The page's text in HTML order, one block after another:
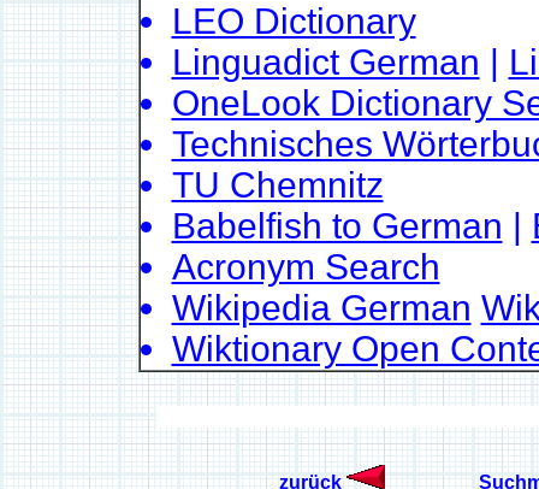
LEO Dictionary
Linguadict German |
OneLook Dictionary
Technisches
TU Chemnitz
Babelfish to German |
Acronym Search
Wikipedia German
Wiktionary Open
zurück